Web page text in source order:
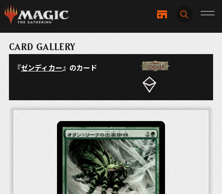
CARD GALLERY
『ゼンディカー』のカード